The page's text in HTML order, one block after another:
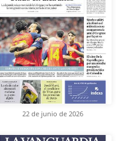
22 de junio de 2026